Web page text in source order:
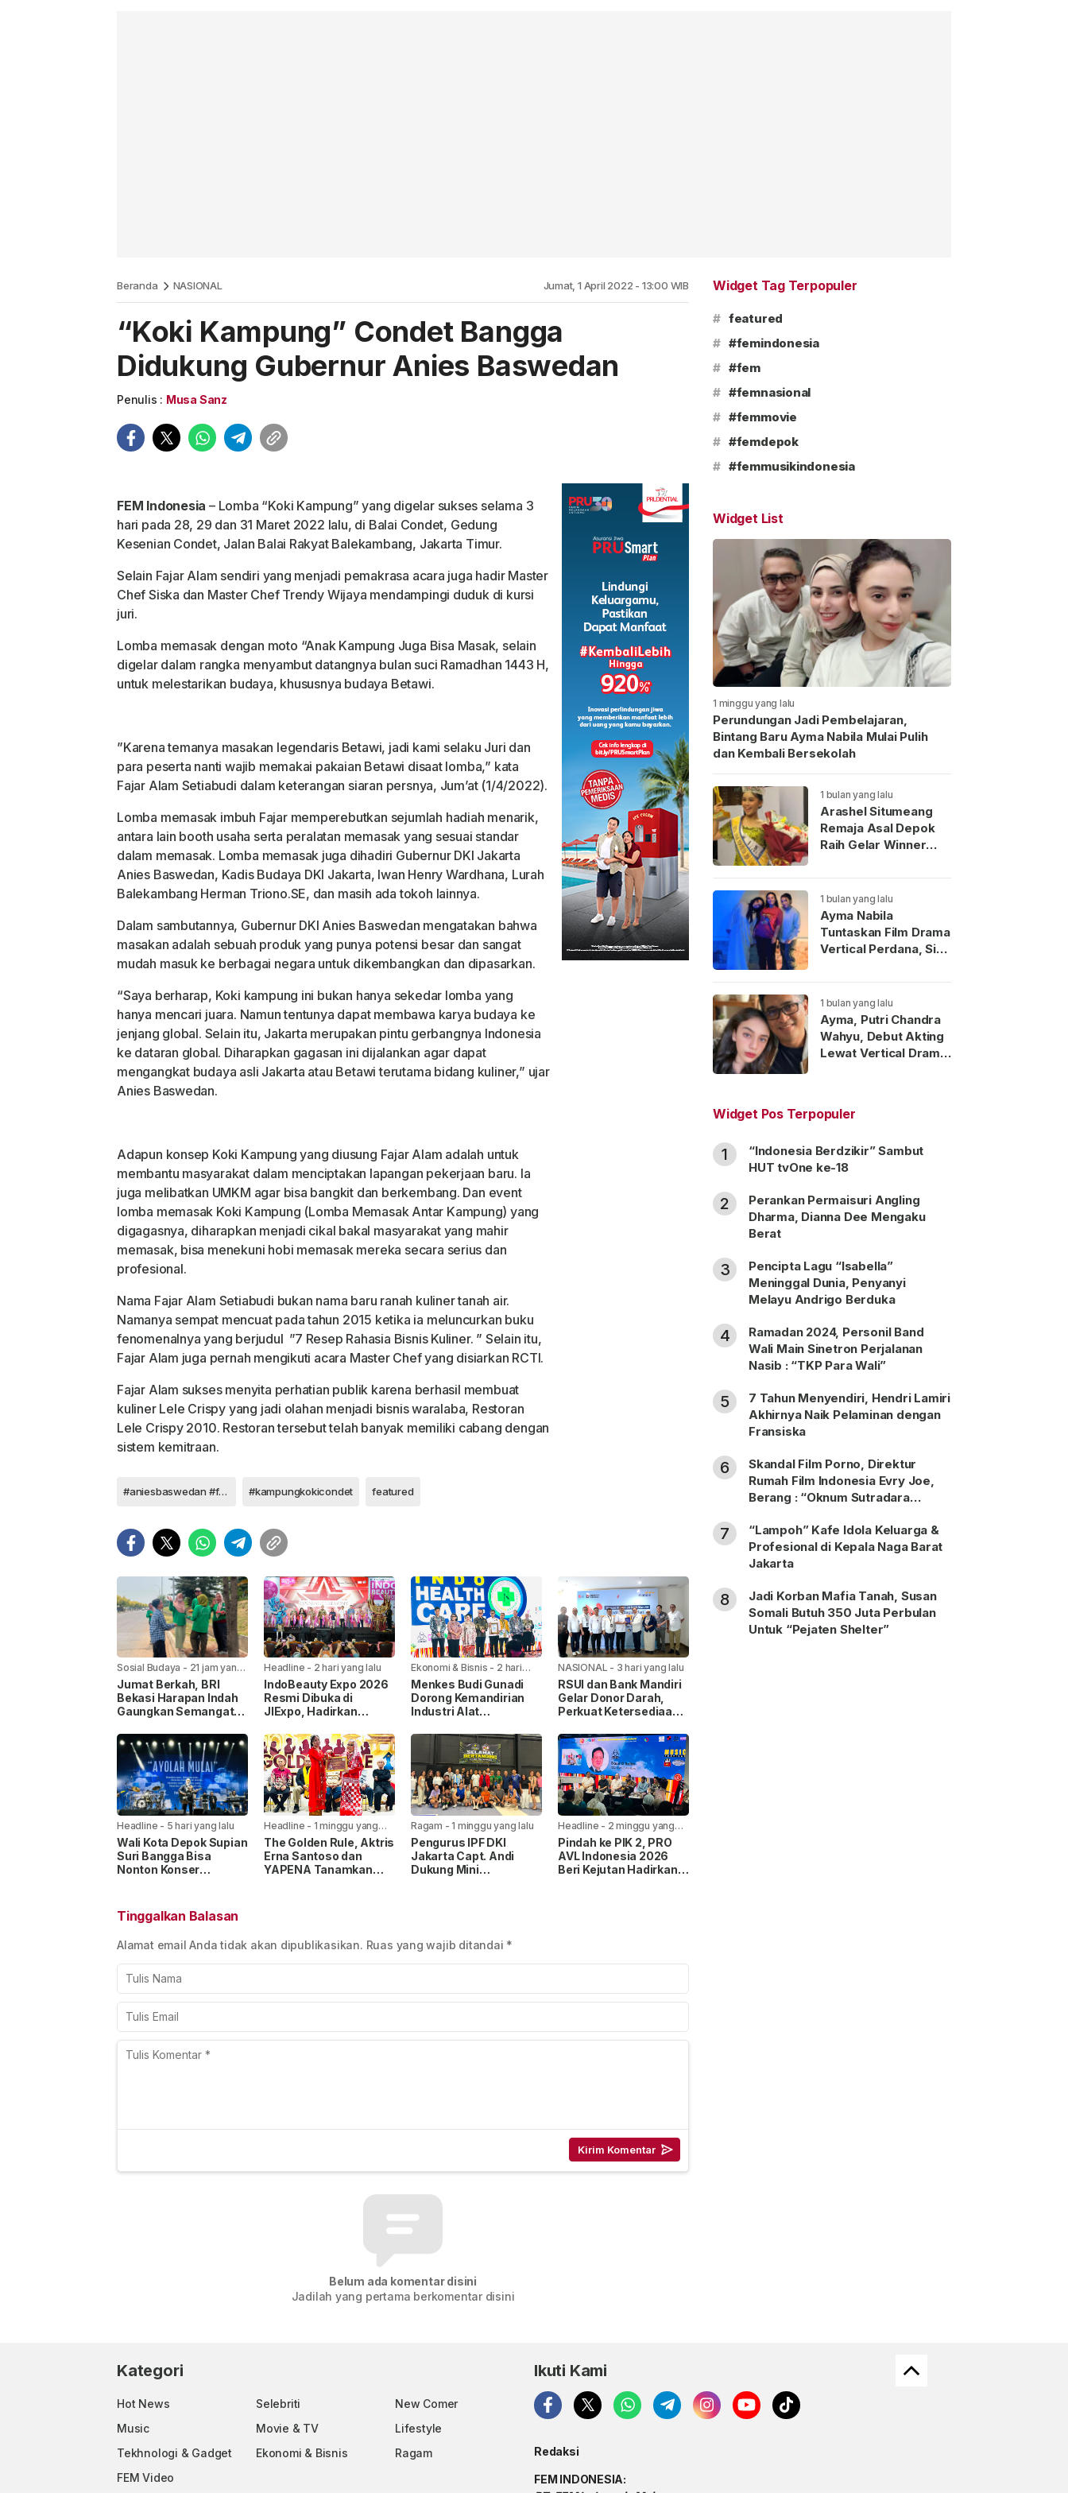
Beranda NASIONAL Jumat, 1 April 2022 - 13:00 WIB
“Koki Kampung” Condet Bangga
Didukung Gubernur Anies Baswedan
Penulis : Musa Sanz
FEM Indonesia – Lomba “Koki Kampung” yang digelar sukses selama 3
hari pada 28, 29 dan 31 Maret 2022 lalu, di Balai Condet, Gedung
Kesenian Condet, Jalan Balai Rakyat Balekambang, Jakarta Timur.
Selain Fajar Alam sendiri yang menjadi pemakrasa acara juga hadir Master
Chef Siska dan Master Chef Trendy Wijaya mendampingi duduk di kursi
juri.
Lomba memasak dengan moto “Anak Kampung Juga Bisa Masak, selain
digelar dalam rangka menyambut datangnya bulan suci Ramadhan 1443 H,
untuk melestarikan budaya, khususnya budaya Betawi.
”Karena temanya masakan legendaris Betawi, jadi kami selaku Juri dan
para peserta nanti wajib memakai pakaian Betawi disaat lomba,” kata
Fajar Alam Setiabudi dalam keterangan siaran persnya, Jum’at (1/4/2022).
Lomba memasak imbuh Fajar memperebutkan sejumlah hadiah menarik,
antara lain booth usaha serta peralatan memasak yang sesuai standar
dalam memasak. Lomba memasak juga dihadiri Gubernur DKI Jakarta
Anies Baswedan, Kadis Budaya DKI Jakarta, Iwan Henry Wardhana, Lurah
Balekambang Herman Triono.SE, dan masih ada tokoh lainnya.
Dalam sambutannya, Gubernur DKI Anies Baswedan mengatakan bahwa
masakan adalah sebuah produk yang punya potensi besar dan sangat
mudah masuk ke berbagai negara untuk dikembangkan dan dipasarkan.
“Saya berharap, Koki kampung ini bukan hanya sekedar lomba yang
hanya mencari juara. Namun tentunya dapat membawa karya budaya ke
jenjang global. Selain itu, Jakarta merupakan pintu gerbangnya Indonesia
ke dataran global. Diharapkan gagasan ini dijalankan agar dapat
mengangkat budaya asli Jakarta atau Betawi terutama bidang kuliner,” ujar
Anies Baswedan.
Adapun konsep Koki Kampung yang diusung Fajar Alam adalah untuk
membantu masyarakat dalam menciptakan lapangan pekerjaan baru. Ia
juga melibatkan UMKM agar bisa bangkit dan berkembang. Dan event
lomba memasak Koki Kampung (Lomba Memasak Antar Kampung) yang
digagasnya, diharapkan menjadi cikal bakal masyarakat yang mahir
memasak, bisa menekuni hobi memasak mereka secara serius dan
profesional.
Nama Fajar Alam Setiabudi bukan nama baru ranah kuliner tanah air.
Namanya sempat mencuat pada tahun 2015 ketika ia meluncurkan buku
fenomenalnya yang berjudul ”7 Resep Rahasia Bisnis Kuliner. ” Selain itu,
Fajar Alam juga pernah mengikuti acara Master Chef yang disiarkan RCTI.
Fajar Alam sukses menyita perhatian publik karena berhasil membuat
kuliner Lele Crispy yang jadi olahan menjadi bisnis waralaba, Restoran
Lele Crispy 2010. Restoran tersebut telah banyak memiliki cabang dengan
sistem kemitraan.
#aniesbaswedan #filmnussa #kampungkokicondet featured
Sosial Budaya - 21 jam yang
lalu
Jumat Berkah, BRI
Bekasi Harapan Indah
Gaungkan Semangat
Masyarakat
Headline - 2 hari yang lalu
IndoBeauty Expo 2026
Resmi Dibuka di
JIExpo, Hadirkan
Kecantikan dari 8
Negara
Ekonomi & Bisnis - 2 hari
yang lalu
Menkes Budi Gunadi
Dorong Kemandirian
Industri Alat
IndoHealthcare
Gakeslab Expo 2026
NASIONAL - 3 hari yang lalu
RSUI dan Bank Mandiri
Gelar Donor Darah,
Perkuat Ketersediaan
Headline - 5 hari yang lalu
Wali Kota Depok Supian
Suri Bangga Bisa
Nonton Konser
Headline - 1 minggu yang
lalu
The Golden Rule, Aktris
Erna Santoso dan
YAPENA Tanamkan
Ragam -1 minggu yang lalu
Pengurus IPF DKI
Jakarta Capt. Andi
Dukung Mini
Headline - 2 minggu yang
lalu
Pindah ke PIK 2, PRO
AVL Indonesia 2026
Beri Kejutan Hadirkan
Tinggalkan Balasan
Alamat email Anda tidak akan dipublikasikan. Ruas yang wajib ditandai *
Belum ada komentar disini
Jadilah yang pertama berkomentar disini
Widget Tag Terpopuler
# featured
# #femindonesia
# #fem
# #femnasional
# #femmovie
# #femdepok
# #femmusikindonesia
Widget List
1 minggu yang lalu
Perundungan Jadi Pembelajaran,
Bintang Baru Ayma Nabila Mulai Pulih
dan Kembali Bersekolah
1 bulan yang lalu
Arashel Situmeang
Remaja Asal Depok
Raih Gelar Winner
1 bulan yang lalu
Ayma Nabila
Tuntaskan Film Drama
Vertical Perdana, Siap
Indonesia
1 bulan yang lalu
Ayma, Putri Chandra
Wahyu, Debut Akting
Lewat Vertical Drama
Widget Pos Terpopuler
1
“Indonesia Berdzikir” Sambut
HUT tvOne ke-18
2
Perankan Permaisuri Angling
Dharma, Dianna Dee Mengaku
Berat
3
Pencipta Lagu “Isabella”
Meninggal Dunia, Penyanyi
Melayu Andrigo Berduka
4
Ramadan 2024, Personil Band
Wali Main Sinetron Perjalanan
Nasib : “TKP Para Wali”
5
7 Tahun Menyendiri, Hendri Lamiri
Akhirnya Naik Pelaminan dengan
Fransiska
6
Skandal Film Porno, Direktur
Rumah Film Indonesia Evry Joe,
Berang : “Oknum Sutradara
7
“Lampoh” Kafe Idola Keluarga &
Profesional di Kepala Naga Barat
Jakarta
8
Jadi Korban Mafia Tanah, Susan
Somali Butuh 350 Juta Perbulan
Untuk “Pejaten Shelter”
Kategori
Hot News Selebriti
New Comer
Music
Movie & TV
Lifestyle
Tekhnologi & Gadget
Ekonomi & Bisnis
Ragam
FEM Video
Ikuti Kami
Redaksi
FEM INDONESIA: